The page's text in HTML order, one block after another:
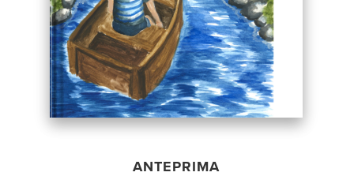
ANTEPRIMA